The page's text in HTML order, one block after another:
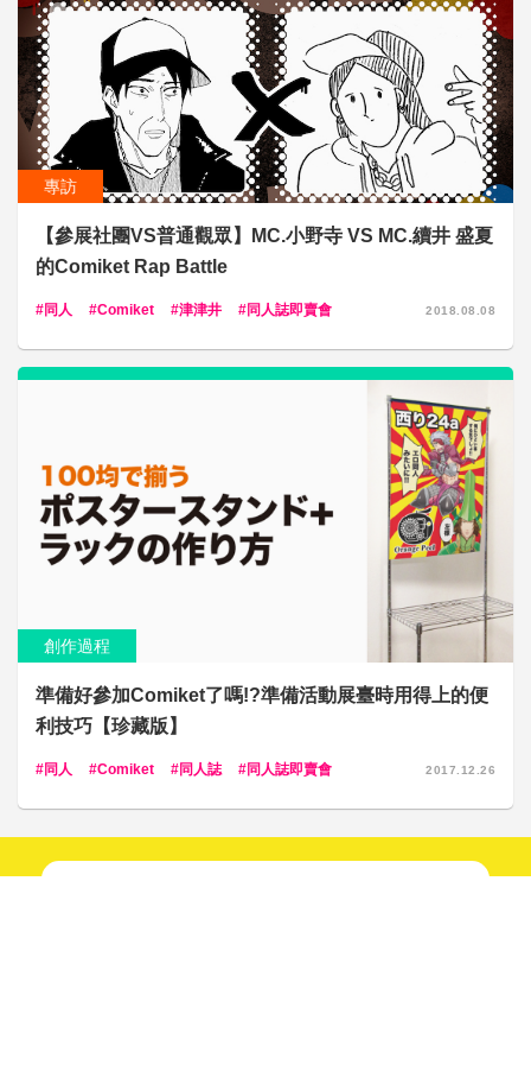
專訪
【參展社團VS普通觀眾】MC.小野寺 VS MC.續井 盛夏
的Comiket Rap Battle
同人 Comiket 津津井 同人誌即賣會 2018.08.08
創作過程
準備好參加Comiket了嗎!?準備活動展臺時用得上的便
利技巧【珍藏版】
同人 Comiket 同人誌 同人誌即賣會 2017.12.26